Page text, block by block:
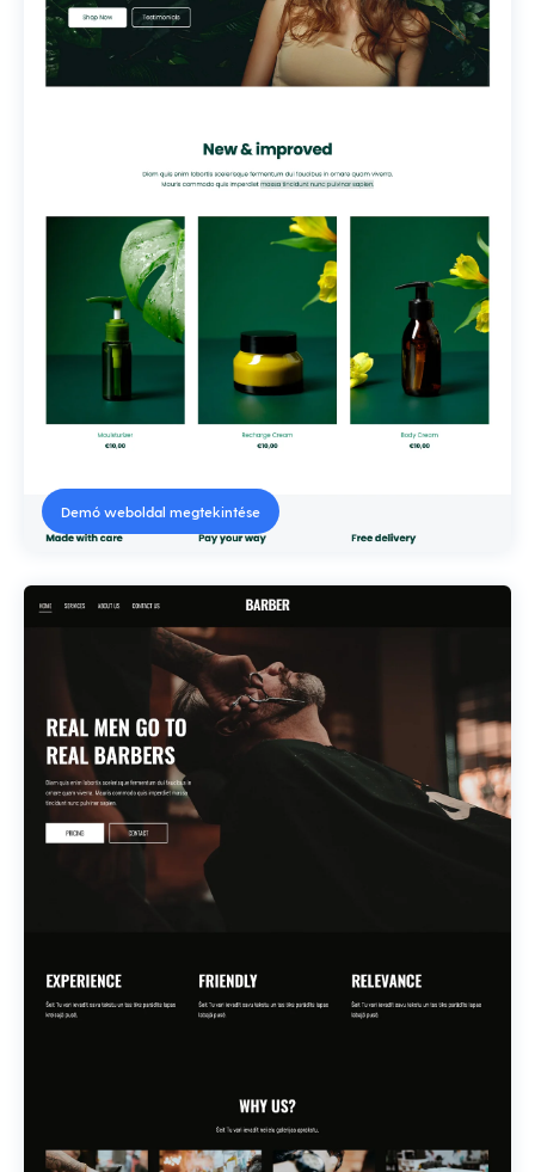
Demó weboldal megtekintése